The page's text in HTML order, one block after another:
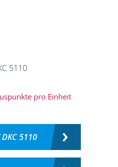
pro Einheit
DKC 5110